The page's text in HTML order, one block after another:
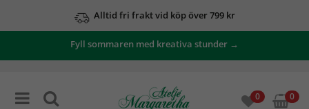
Alltid fri frakt vid köp över 799 kr
Fyll sommaren med kreativa stunder →
0 0